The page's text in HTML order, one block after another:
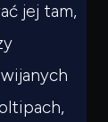
jej tam,